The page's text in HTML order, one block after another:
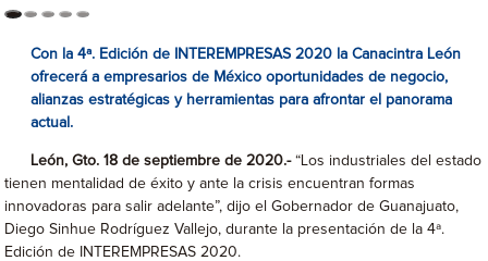
Con la 4ª. Edición de INTEREMPRESAS 2020 la Canacintra León
ofrecerá a empresarios de México oportunidades de negocio,
alianzas estratégicas y herramientas para afrontar el panorama
actual.
León, Gto. 18 de septiembre de 2020.-“Los industriales del estado
tienen mentalidad de éxito y ante la crisis encuentran formas
innovadoras para salir adelante”, dijo el Gobernador de Guanajuato,
Diego Sinhue Rodríguez Vallejo, durante la presentación de la 4ª.
Edición de INTEREMPRESAS 2020.